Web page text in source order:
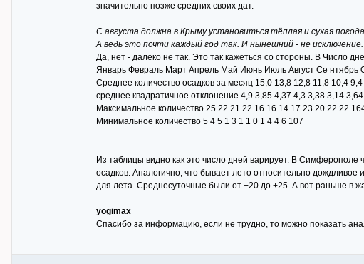
значительно позже средних своих дат.
С августа должна в Крыму установиться тёплая и сухая
А ведь это почти каждый год так. И нынешний - не
Да, нет - далеко не так. Это так кажеться со стороны. В Число
Январь Февраль Март Апрель Май Июнь Июль Август Се нтябрь
Среднее количество осадков за месяц 15,0 13,8 12,8 11,8 10,4
среднее квадратичное отклонение 4,9 3,85 4,37 4,3 3,38 3,14
Максимальное количество 25 22 21 22 16 16 14 17 23 20 22 22
Минимальное количество 5 4 5 1 3 1 1 0 1 4 4 6 107
Из таблицы видно как это число дней варирует. В
осадков. Аналогично, что бывает лето относительно
для лета. Среднесуточные были от +20 до +25. А вот раньше в
yogimax
Спасибо за информацию, если не трудно, то можно показать